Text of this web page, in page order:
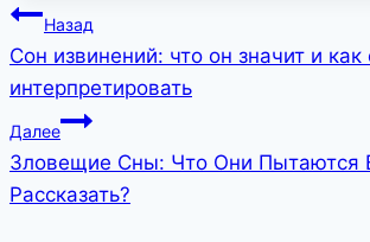
Навигация
по
записям
Назад
Сон извинений: что он значит и как
интерпретировать
Далее
Зловещие Сны: Что Они Пытаются
Рассказать?